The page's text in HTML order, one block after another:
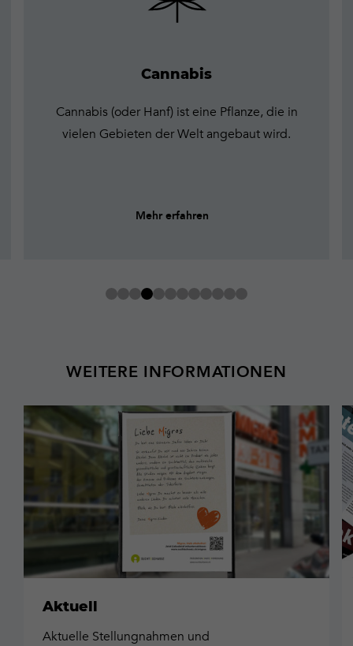
Cannabis
Cannabis (oder Hanf) ist eine Pflanze, die in
vielen Gebieten der Welt angebaut wird.
Mehr erfahren
WEITERE INFORMATIONEN
Aktuell
Aktuelle Stellungnahmen und
Mehr
erfahren